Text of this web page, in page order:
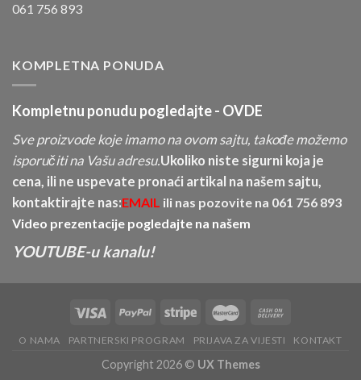
061 756 893
KOMPLETNA PONUDA
Kompletnu ponudu pogledajte - OVDE
Sve proizvode koje imamo na ovom sajtu, takođe možemo
isporučiti na Vašu adresu.Ukoliko niste sigurni koja je
cena, ili ne uspevate pronaći artikal na našem sajtu,
kontaktirajte nas:EMAIL ili nas pozovite na 061 756 893
Video prezentacije pogledajte na našem
YOUTUBE-u kanalu!
O NAMA PARTNERSKI PROGRAM PRIJAVA ZA VIJESTI KONTAKT
Copyright 2026 © UX Themes